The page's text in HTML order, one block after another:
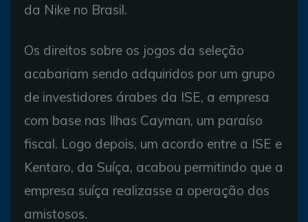
da Nike no Brasil.
Os direitos sobre os jogos da seleção
acabariam sendo adquiridos por um grupo
de investidores árabes da ISE, a empresa
com base nas Ilhas Cayman, um paraíso
fiscal. Logo depois, um acordo entre a ISE e
Kentaro, da Suíça, acabou permitindo que a
empresa suíça realizasse a operação dos
amistosos.